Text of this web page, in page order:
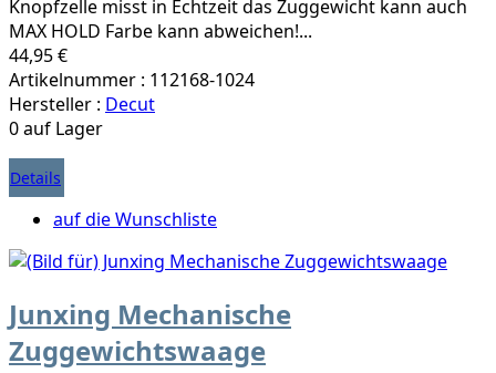
Knopfzelle misst in Echtzeit das Zuggewicht kann auch
MAX HOLD Farbe kann abweichen!...
44,95 €
Artikelnummer : 112168-1024
Hersteller : Decut
0 auf Lager
Details
auf die Wunschliste
Junxing Mechanische
Zuggewichtswaage